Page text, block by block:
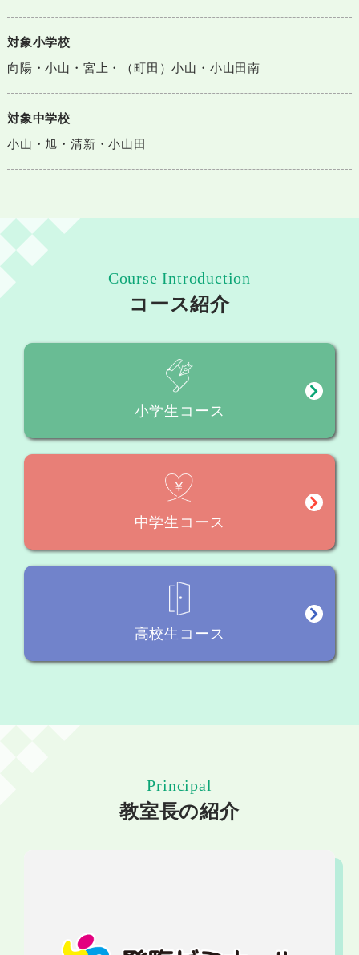
対象小学校
向陽・小山・宮上・（町田）小山・小山田南
対象中学校
小山・旭・清新・小山田
Course Introduction
コース紹介
小学生コース
中学生コース
高校生コース
Principal
教室長の紹介